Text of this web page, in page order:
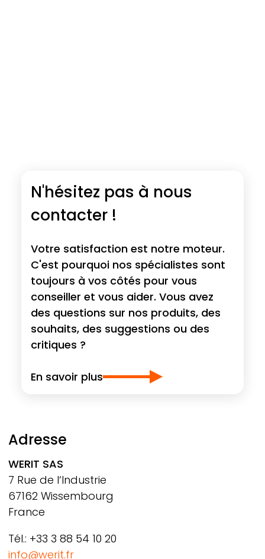
N'hésitez pas à nous
contacter !
Votre satisfaction est notre moteur.
C'est pourquoi nos spécialistes sont
toujours à vos côtés pour vous
conseiller et vous aider. Vous avez
des questions sur nos produits, des
souhaits, des suggestions ou des
critiques ?
En savoir plus
Adresse
WERIT SAS
7 Rue de l‘Industrie
67162 Wissembourg
France
Tél.: +33 3 88 54 10 20
info@werit.fr